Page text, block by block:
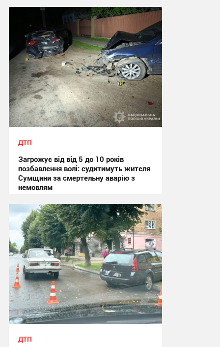
ДТП
Загрожує від від 5 до 10 років
позбавлення волі: судитимуть жителя
Сумщини за смертельну аварію з
немовлям
13:10, 31.07.2026
ДТП